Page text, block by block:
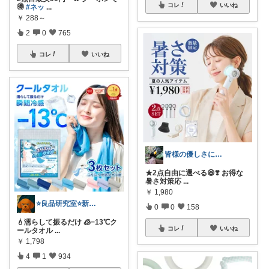
🉐 #ネッ ...
￥ 288～
2 0 765
コレ いいね
⭐良品研究室⭐新潟県民のオススメ🍙お米
💧濡らして振るだけ 🧊−13℃ク
ールタオル ...
￥ 1,798
4 1 934
コレ いいね
皆様の優しさに感謝です✨happyミルク
★2点自由に選べる😆❣️ お得な
暑さ対策応 ...
￥ 1,980
0 0 158
コレ いいね